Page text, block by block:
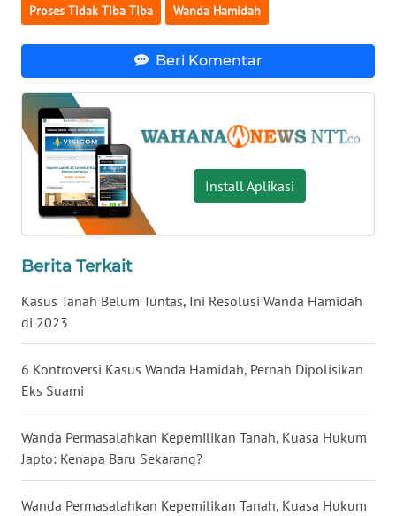
Proses Tidak Tiba Tiba Wanda Hamidah
Beri Komentar
Install Aplikasi
Berita Terkait
Kasus Tanah Belum Tuntas, Ini Resolusi Wanda Hamidah
di 2023
6 Kontroversi Kasus Wanda Hamidah, Pernah Dipolisikan
Eks Suami
Wanda Permasalahkan Kepemilikan Tanah, Kuasa Hukum
Japto: Kenapa Baru Sekarang?
Wanda Permasalahkan Kepemilikan Tanah, Kuasa Hukum
WN
LAMPUNG
WN
JATENG
WN
WN
JOGJA
WN
JATIM
WN